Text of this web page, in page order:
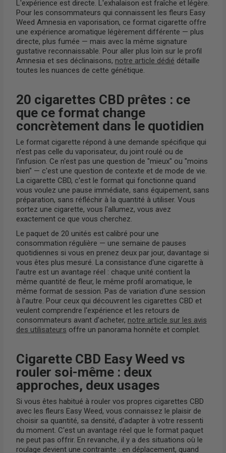
L'expérience est directe. L'exhalaison est fraîche et légère.
Pour les consommateurs qui connaissent les fleurs Easy
Weed Amnesia en vaporisation, ce format cigarette offre
une expérience aromatique légèrement différente — plus
directe, plus fumée — mais avec la même signature
gustative reconnaissable. Pour aller plus loin sur le profil
Amnesia et ses déclinaisons, notre article dédié détaille
toutes les nuances de cette génétique.
20 cigarettes CBD prêtes : ce
que ce format change
concrètement dans le quotidien
Le format cigarette répond à une demande spécifique qui
n'est pas celle du vaporisateur, du joint roulé ou de
l'infusion. Ce n'est pas une question de "mieux" ou "moins
bien" — c'est une question de contexte et de mode de vie.
La cigarette CBD, c'est le format qui fonctionne quand
vous voulez une pause immédiate, sans équipement, sans
préparation, sans réfléchir à la quantité à utiliser. Vous
sortez une cigarette, vous l'allumez, vous avez
exactement ce que vous cherchez.
Le paquet de 20 unités est calibré pour une
consommation régulière — une semaine de pauses
quotidiennes si vous en prenez deux par jour, davantage si
vous êtes plus mesuré. La consistance d'une cigarette à
l'autre est un avantage réel : chaque unité contient la
même quantité de fleur, le même profil aromatique, le
même format de session. Pas de variation d'une session
à l'autre. Pour ceux qui découvrent les cigarettes CBD et
veulent comprendre l'expérience et les retours de
consommateurs avant d'acheter, notre article sur les avis
des utilisateurs offre un panorama honnête et complet.
Cigarette CBD Easy Weed vs
rouler soi-même : deux
approches, deux usages
Si vous êtes habitué à rouler vos propres cigarettes CBD
avec les fleurs Easy Weed, vous connaissez le plaisir de
choisir sa quantité, sa densité, d'adapter à votre ressenti
du moment. C'est un avantage réel que le format paquet
ne peut pas offrir. En revanche, il y a des situations où le
roulage devient une contrainte : en déplacement, quand